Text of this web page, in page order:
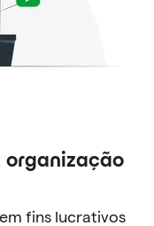
organização
fins lucrativos